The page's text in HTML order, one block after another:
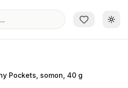
Pockets, somon, 40 g